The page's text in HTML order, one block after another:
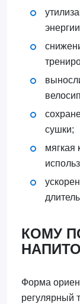
сушки;
мягкая
КОМУ
Форма
регулярный